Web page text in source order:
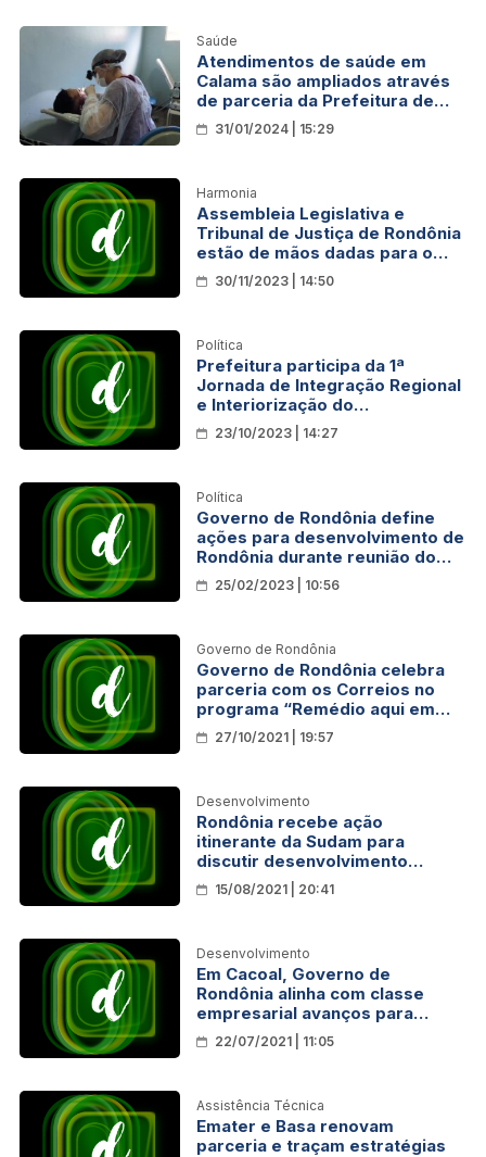
Saúde
Atendimentos de saúde em
Calama são ampliados através
de parceria da Prefeitura de
Porto Velho com o “Projeto FOB
USP em Rondônia”
31/01/2024 | 15:29
Harmonia
Assembleia Legislativa e
Tribunal de Justiça de Rondônia
estão de mãos dadas para o
desenvolvimento do estado
30/11/2023 | 14:50
Política
Prefeitura participa da 1ª
Jornada de Integração Regional
e Interiorização do
Desenvolvimento de Rondônia
23/10/2023 | 14:27
Política
Governo de Rondônia define
ações para desenvolvimento de
Rondônia durante reunião do
Conder, na Capital
25/02/2023 | 10:56
Governo de Rondônia
Governo de Rondônia celebra
parceria com os Correios no
programa “Remédio aqui em
Casa”
27/10/2021 | 19:57
Desenvolvimento
Rondônia recebe ação
itinerante da Sudam para
discutir desenvolvimento
regional
15/08/2021 | 20:41
Desenvolvimento
Em Cacoal, Governo de
Rondônia alinha com classe
empresarial avanços para
fomentar desenvolvimento
econômico
22/07/2021 | 11:05
Assistência Técnica
Emater e Basa renovam
parceria e traçam estratégias